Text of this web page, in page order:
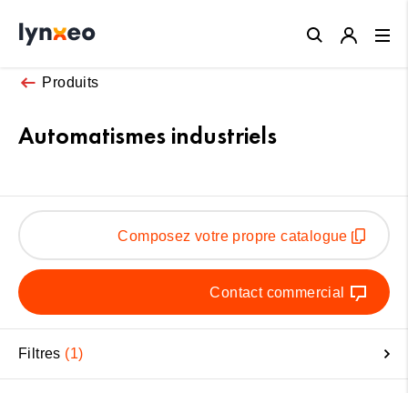
Produits
Automatismes industriels
Composez votre propre catalogue
Contact commercial
Filtres 1
Close